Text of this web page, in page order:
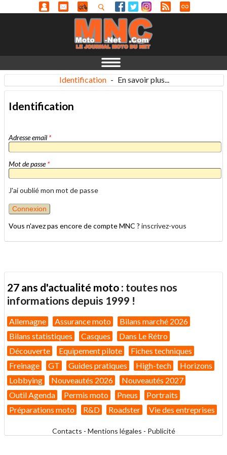
Identification - En savoir plus...
Identification
Adresse email *
Mot de passe*
J'ai oublié mon mot de passe
Vous n'avez pas encore de compte MNC ? inscrivez-vous
27 ans d'actualité moto : toutes nos
informations depuis 1999 !
Allemagne Assurance moto
Bilans marché 2026
Bilans statistiques
Casques
Dans Le Rétro
Découverte
Equipement pilote
Fiches techniques
Freinage
GT Guides pratiques High-tech
Horizons
Lobbying
Nouveautés 2026
Nouveautés 2027
Outil Agenda
Permis moto Pneus
Portraits
Préparations moto
R&D Roadster Vie des entreprises
Contacts - Mentions légales - Publicité